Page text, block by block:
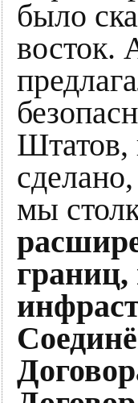
было
восток.
Штатов,
мы